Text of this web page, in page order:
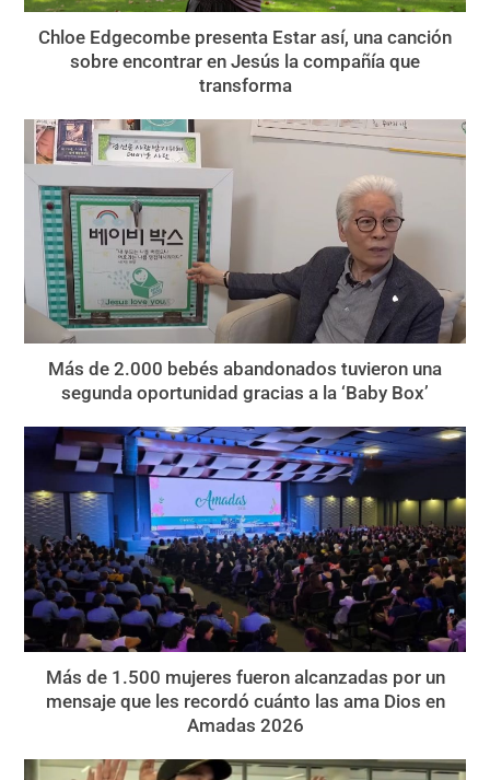
Chloe Edgecombe presenta Estar así, una canción
sobre encontrar en Jesús la compañía que
transforma
Más de 2.000 bebés abandonados tuvieron una
segunda oportunidad gracias a la ‘Baby Box’
Más de 1.500 mujeres fueron alcanzadas por un
mensaje que les recordó cuánto las ama Dios en
Amadas 2026